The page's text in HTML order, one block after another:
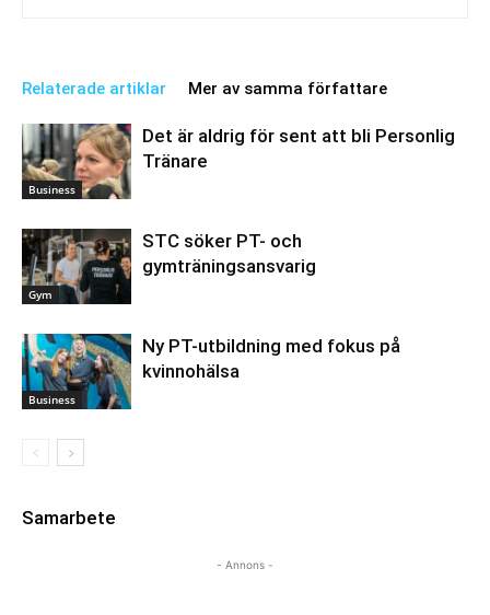
Relaterade artiklar Mer av samma författare
Business
Det är aldrig för sent att bli Personlig
Tränare
Gym
STC söker PT- och
gymträningsansvarig
Business
Ny PT-utbildning med fokus på
kvinnohälsa
Samarbete
- Annons -